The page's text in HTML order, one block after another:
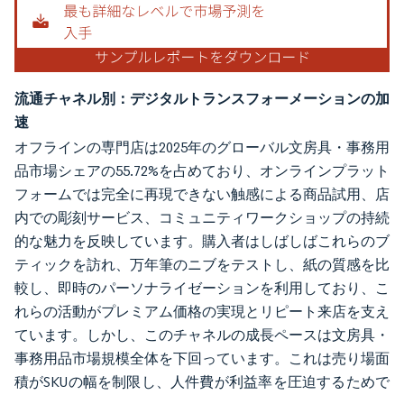
流通チャネル別：デジタルトランスフォーメーションの加
速
オフラインの専門店は2025年のグローバル文房具・事務用
品市場シェアの55.72%を占めており、オンラインプラット
フォームでは完全に再現できない触感による商品試用、店
内での彫刻サービス、コミュニティワークショップの持続
的な魅力を反映しています。購入者はしばしばこれらのブ
ティックを訪れ、万年筆のニブをテストし、紙の質感を比
較し、即時のパーソナライゼーションを利用しており、こ
れらの活動がプレミアム価格の実現とリピート来店を支え
ています。しかし、このチャネルの成長ペースは文房具・
事務用品市場規模全体を下回っています。これは売り場面
積がSKUの幅を制限し、人件費が利益率を圧迫するためで